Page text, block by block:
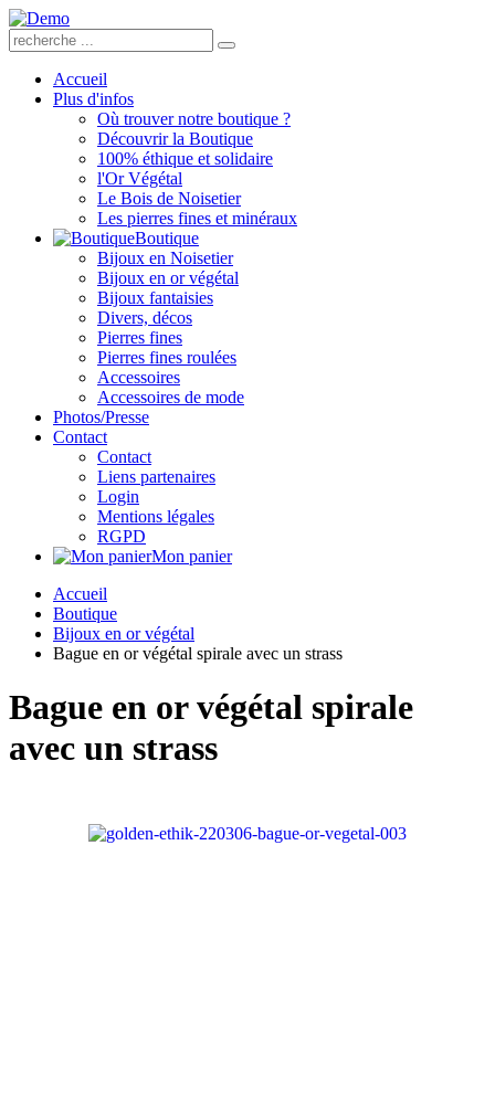
Accueil
Plus d'infos
Où trouver notre boutique ?
Découvrir la Boutique
100% éthique et solidaire
l'Or Végétal
Le Bois de Noisetier
Les pierres fines et minéraux
Boutique
Bijoux en Noisetier
Bijoux en or végétal
Bijoux fantaisies
Divers, décos
Pierres fines
Pierres fines roulées
Accessoires
Accessoires de mode
Photos/Presse
Contact
Contact
Liens partenaires
Login
Mentions légales
RGPD
Mon panier
Accueil
Boutique
Bijoux en or végétal
Bague en or végétal spirale avec un strass
Bague en or végétal spirale
avec un strass